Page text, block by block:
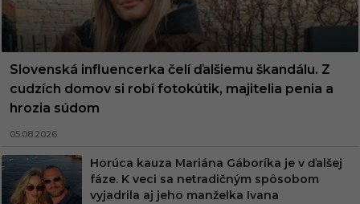
Slovenská influencerka čelí ďalšiemu škandálu. Z
cudzích domov si robí fotokútik, majitelia penia a
hrozia súdom
05.08.2026
Horúca kauza Mariána Gáboríka je v ďalšej
fáze. K veci sa netradičným spôsobom
vyjadrila aj jeho manželka Ivana